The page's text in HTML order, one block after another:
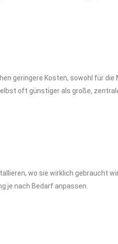
geringere Kosten, sowohl für die
oft günstiger als große,
wo sie wirklich gebraucht
je nach Bedarf anpassen.